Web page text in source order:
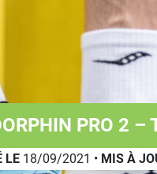
PRO 2 –
LE18/09/2021 • MIS À